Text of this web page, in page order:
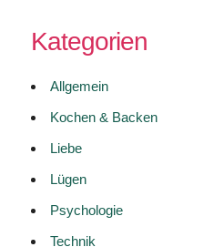
Kategorien
Allgemein
Kochen & Backen
Liebe
Lügen
Psychologie
Technik